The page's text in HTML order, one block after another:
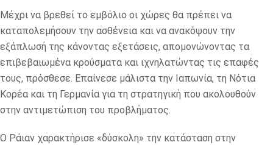
Μέχρι να βρεθεί το εμβόλιο οι χώρες θα πρέπει να
καταπολεμήσουν την ασθένεια και να ανακόψουν την
εξάπλωσή της κάνοντας εξετάσεις, απομονώνοντας τα
επιβεβαιωμένα κρούσματα και ιχνηλατώντας τις επαφές
τους, πρόσθεσε. Επαίνεσε μάλιστα την Ιαπωνία, τη Νότια
Κορέα και τη Γερμανία για τη στρατηγική που ακολουθούν
στην αντιμετώπιση του προβλήματος.
Ο Ράιαν χαρακτήρισε «δύσκολη» την κατάσταση στην